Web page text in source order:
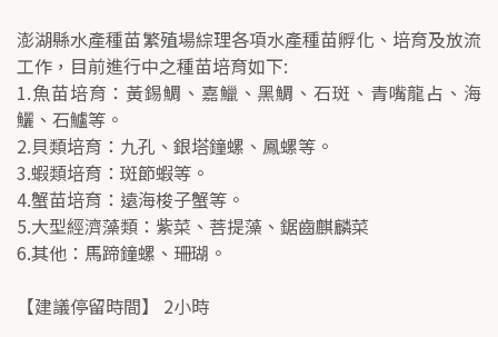
澎湖縣水產種苗繁殖場綜理各項水產種苗孵化、培育及放流
工作，目前進行中之種苗培育如下:
1.魚苗培育：黃錫鯛、嘉鱲、黑鯛、石斑、青嘴龍占、海
鱺、石鱸等。
2.貝類培育：九孔、銀塔鐘螺、鳳螺等。
3.蝦類培育：斑節蝦等。
4.蟹苗培育：遠海梭子蟹等。
5.大型經濟藻類：紫菜、菩提藻、鋸齒麒麟菜
6.其他：馬蹄鐘螺、珊瑚。
【建議停留時間】 2小時